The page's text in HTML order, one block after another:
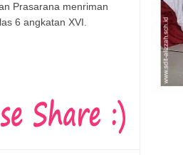
Prasarana menriman
6 angkatan XVI.